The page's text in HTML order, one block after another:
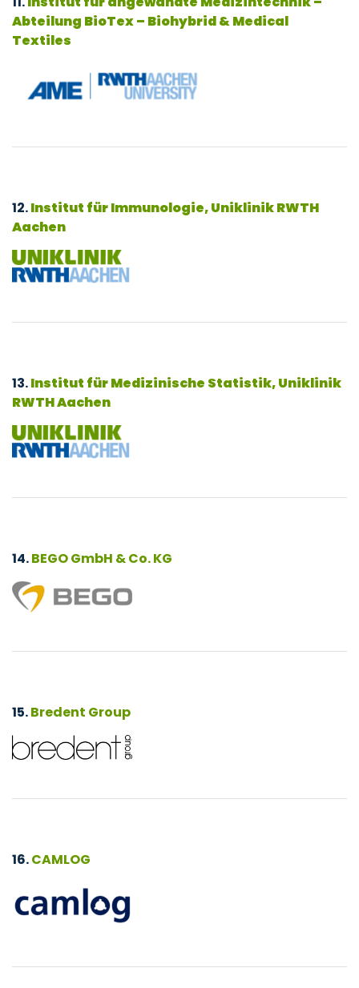
Abteilung BioTex – Biohybrid & Medical
Textiles
12.Institut für Immunologie, Uniklinik RWTH
Aachen
13.Institut für Medizinische Statistik, Uniklinik
RWTH Aachen
14.BEGO GmbH & Co. KG
15.Bredent Group
16.CAMLOG